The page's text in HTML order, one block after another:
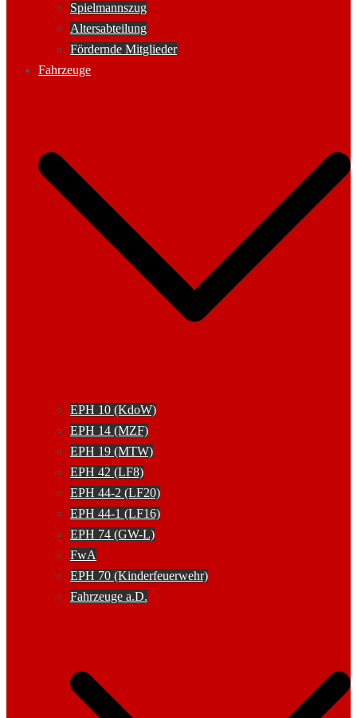
Spielmannszug
Altersabteilung
Fördernde Mitglieder
Fahrzeuge
EPH 10 (KdoW)
EPH 14 (MZF)
EPH 19 (MTW)
EPH 42 (LF8)
EPH 44-2 (LF20)
EPH 44-1 (LF16)
EPH 74 (GW-L)
FwA
EPH 70 (Kinderfeuerwehr)
Fahrzeuge a.D.